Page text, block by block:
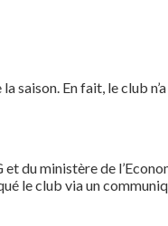
En fait, le club
du ministère de
le club via un